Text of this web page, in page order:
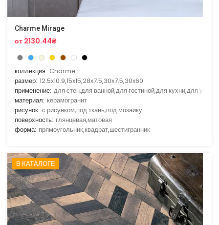
Charme Mirage
от 2130.44₴
коллекция: Charme
размер: 12.5x10.9,15x15,28x7.5,30x7.5,30x60
применение: для стен,для ванной,для гостиной,для кухни,для улицы
материал: керамогранит
рисунок: с рисунком,под ткань,под мозаику
поверхность: глянцевая,матовая
форма: прямоугольник,квадрат,шестигранник
В КАТАЛОГЕ